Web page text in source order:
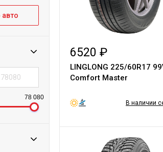
78 080
6520 ₽
LINGLONG 225/60R17
Comfort Master
В наличии